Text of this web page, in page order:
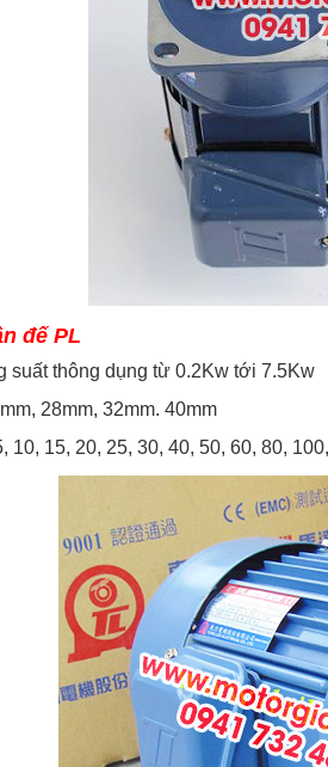
đế PL
suất thông dụng từ 0.2Kw tới 7.5Kw
28mm, 32mm. 40mm
10, 15, 20, 25, 30, 40, 50, 60, 80,